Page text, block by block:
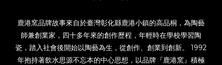
鹿港窯品牌故事來自於臺灣彰化縣鹿港小鎮的高品桐，為陶藝
師兼創業家，四十多年來的創作歷程，年輕時在學校學習陶
瓷，踏入社會後開始以陶藝為生，從創作、創業到創新。 1992
年抱持著飲水思源不忘本的中心思想，以品牌『鹿港窯』積極